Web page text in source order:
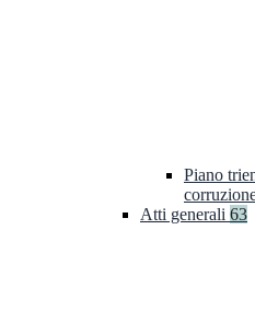
Piano
Atti generali 63